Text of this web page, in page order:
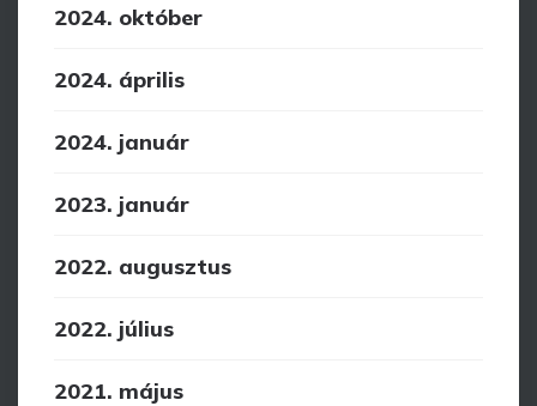
2024. október
2024. április
2024. január
2023. január
2022. augusztus
2022. július
2021. május